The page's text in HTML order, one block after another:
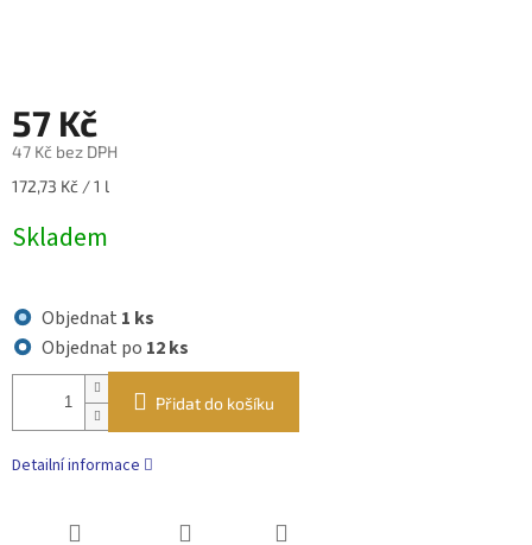
57 Kč
47 Kč bez DPH
Měrná
172,73 Kč / 1 l
Skladem
Objednat 1 ks
Objednat po 12 ks
Přidat do košíku
Detailní informace